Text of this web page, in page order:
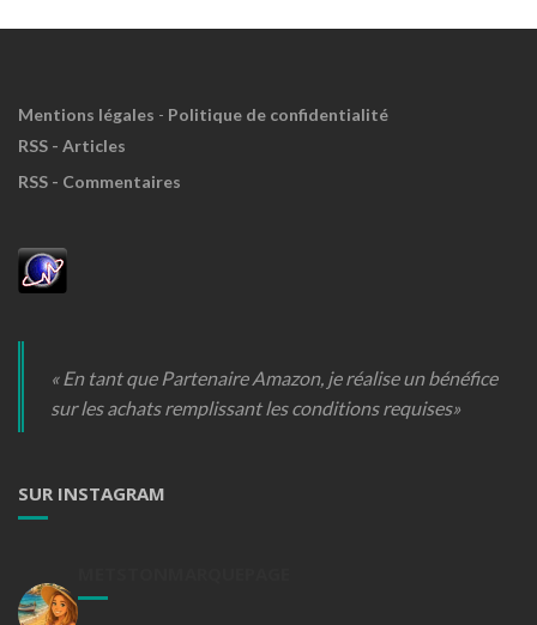
Mentions légales - Politique de confidentialité
RSS - Articles
RSS - Commentaires
« En tant que Partenaire Amazon, je réalise un bénéfice
sur les achats remplissant les conditions requises»
SUR INSTAGRAM